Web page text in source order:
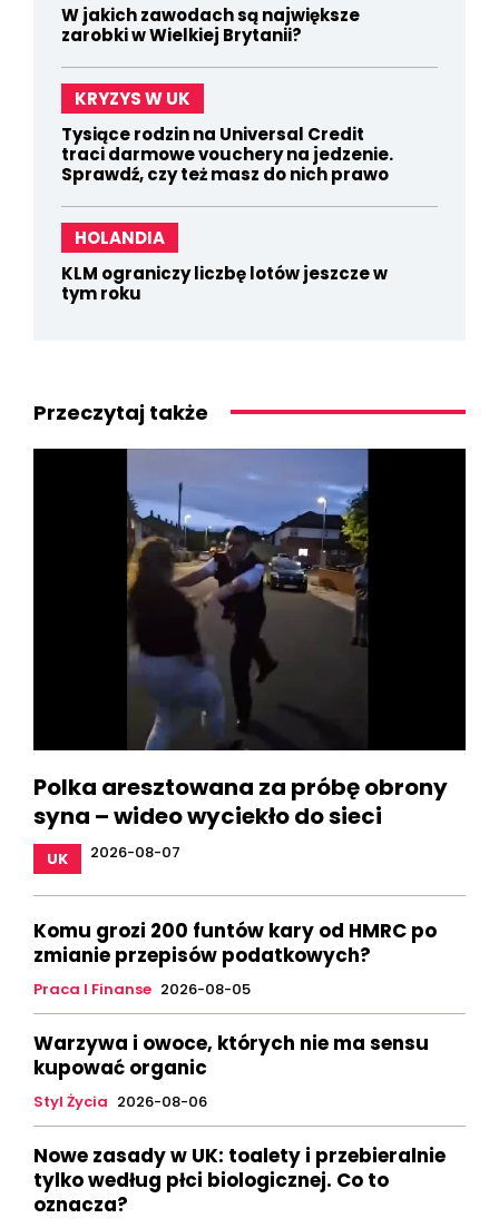
W jakich zawodach są największe
zarobki w Wielkiej Brytanii?
KRYZYS W UK
Tysiące rodzin na Universal Credit
traci darmowe vouchery na jedzenie.
Sprawdź, czy też masz do nich prawo
HOLANDIA
KLM ograniczy liczbę lotów jeszcze w
tym roku
Przeczytaj także
Polka aresztowana za próbę obrony
syna – wideo wyciekło do sieci
UK 2026-08-07
Komu grozi 200 funtów kary od HMRC po
zmianie przepisów podatkowych?
Praca I Finanse 2026-08-05
Warzywa i owoce, których nie ma sensu
kupować organic
Styl Życia 2026-08-06
Nowe zasady w UK: toalety i przebieralnie
tylko według płci biologicznej. Co to
oznacza?